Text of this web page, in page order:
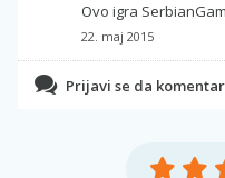
Ovo igra
22. maj 2015
Prijavi se da